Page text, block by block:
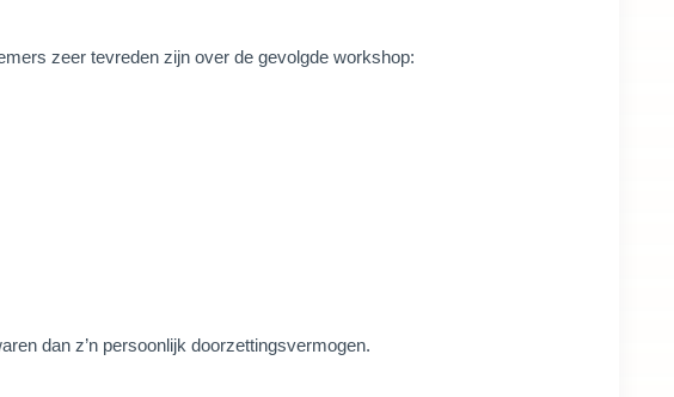
zeer tevreden zijn over de gevolgde workshop:
dan z’n persoonlijk doorzettingsvermogen.